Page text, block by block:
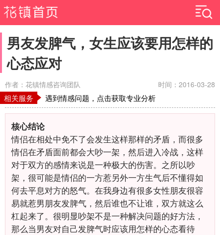
男友发脾气，女生应该要用怎样的
心态应对
作者：花镇情感咨询团队 时间：2016-03-28
相关服务 遇到情感问题，点击获取专业分析
核心结论
情侣在相处中免不了会发生这样那样的矛盾，而很多
情侣在矛盾面前都会大吵一架，然后进入冷战，这样
对于双方的感情来说是一种极大的伤害。之所以吵
架，很可能是情侣的一方惹另外一方生气后不懂得如
何去平息对方的怒气。在我身边有很多女性朋友很容
易就惹男朋友发脾气，然后谁也不让谁，双方就这么
杠起来了。很明显吵架不是一种解决问题的好方法，
那么当男友对自己发脾气时应该用怎样的心态看待